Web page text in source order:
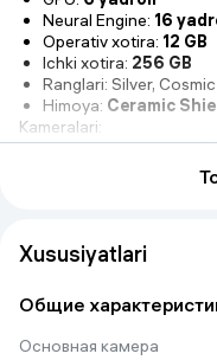
Neural Engine: 16
Operativ xotira: 12 GB
Ichki xotira: 256 GB
Ranglari: Silver,
Himoya: Ceramic
Kameralari:
Asosiy kamera:48 MP
Ultra keng burchakli
48 MP
Old kamera:24 MP
Imkoniyatlari:
Apple Intelligence.
Face ID.
Xususiyatlari
Общие
Основная камера